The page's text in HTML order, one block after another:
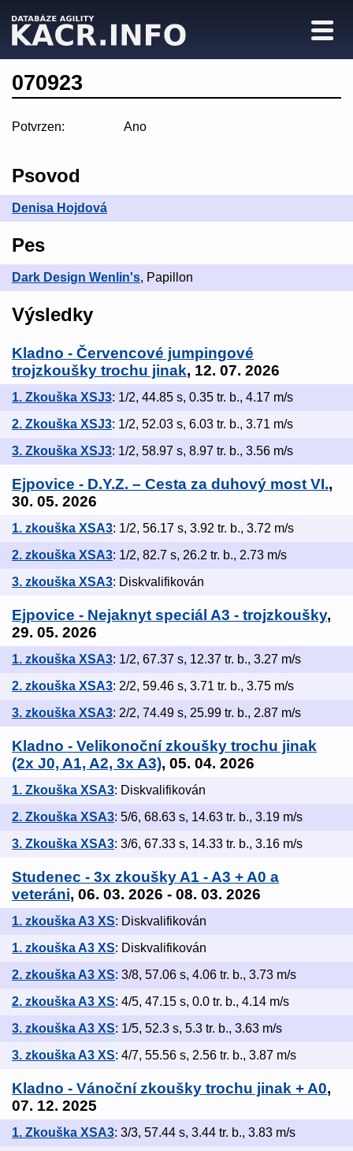
070923
Potvrzen: Ano
Psovod
Denisa Hojdová
Pes
Dark Design Wenlin's, Papillon
Výsledky
Kladno - Červencové jumpingové
trojzkoušky trochu jinak, 12. 07. 2026
1. Zkouška XSJ3: 1/2, 44.85 s, 0.35 tr. b., 4.17 m/s
2. Zkouška XSJ3: 1/2, 52.03 s, 6.03 tr. b., 3.71 m/s
3. Zkouška XSJ3: 1/2, 58.97 s, 8.97 tr. b., 3.56 m/s
Ejpovice - D.Y.Z. – Cesta za duhový most VI.,
30. 05. 2026
1. zkouška XSA3: 1/2, 56.17 s, 3.92 tr. b., 3.72 m/s
2. zkouška XSA3: 1/2, 82.7 s, 26.2 tr. b., 2.73 m/s
3. zkouška XSA3: Diskvalifikován
Ejpovice - Nejaknyt speciál A3 - trojzkoušky,
29. 05. 2026
1. zkouška XSA3: 1/2, 67.37 s, 12.37 tr. b., 3.27 m/s
2. zkouška XSA3: 2/2, 59.46 s, 3.71 tr. b., 3.75 m/s
3. zkouška XSA3: 2/2, 74.49 s, 25.99 tr. b., 2.87 m/s
Kladno - Velikonoční zkoušky trochu jinak
(2x J0, A1, A2, 3x A3), 05. 04. 2026
1. Zkouška XSA3: Diskvalifikován
2. Zkouška XSA3: 5/6, 68.63 s, 14.63 tr. b., 3.19 m/s
3. Zkouška XSA3: 3/6, 67.33 s, 14.33 tr. b., 3.16 m/s
Studenec - 3x zkoušky A1 - A3 + A0 a
veteráni, 06. 03. 2026 - 08. 03. 2026
1. zkouška A3 XS: Diskvalifikován
1. zkouška A3 XS: Diskvalifikován
2. zkouška A3 XS: 3/8, 57.06 s, 4.06 tr. b., 3.73 m/s
2. zkouška A3 XS: 4/5, 47.15 s, 0.0 tr. b., 4.14 m/s
3. zkouška A3 XS: 1/5, 52.3 s, 5.3 tr. b., 3.63 m/s
3. zkouška A3 XS: 4/7, 55.56 s, 2.56 tr. b., 3.87 m/s
Kladno - Vánoční zkoušky trochu jinak + A0,
07. 12. 2025
1. Zkouška XSA3: 3/3, 57.44 s, 3.44 tr. b., 3.83 m/s